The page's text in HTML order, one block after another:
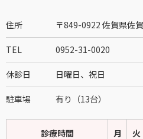
住所 〒849-0922 佐賀県佐
TEL 0952-31-0020
休診日 日曜日、祝日
駐車場 有り（13台）
診療時間 月 火